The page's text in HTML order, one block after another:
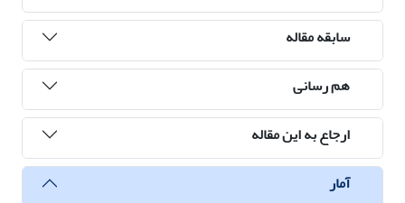
سابقه مقاله
هم رسانی
ارجاع به این مقاله
آمار